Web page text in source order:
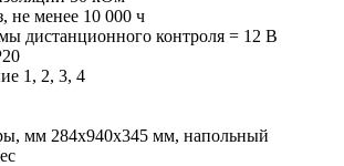
не менее 10 000 ч
дистанционного контроля = 12 В
1, 2, 3, 4
мм 284х940х345 мм, напольный